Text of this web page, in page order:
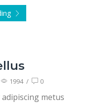
1994 / 0
metus